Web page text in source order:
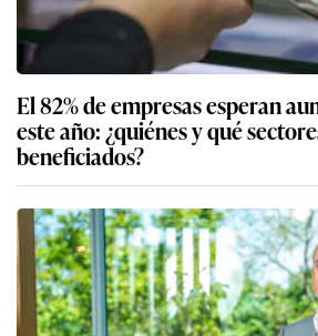
El 82% de empresas esperan
este año: ¿quiénes y qué
beneficiados?